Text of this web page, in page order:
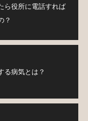
ら役所に電話すれば
？
る病気とは？